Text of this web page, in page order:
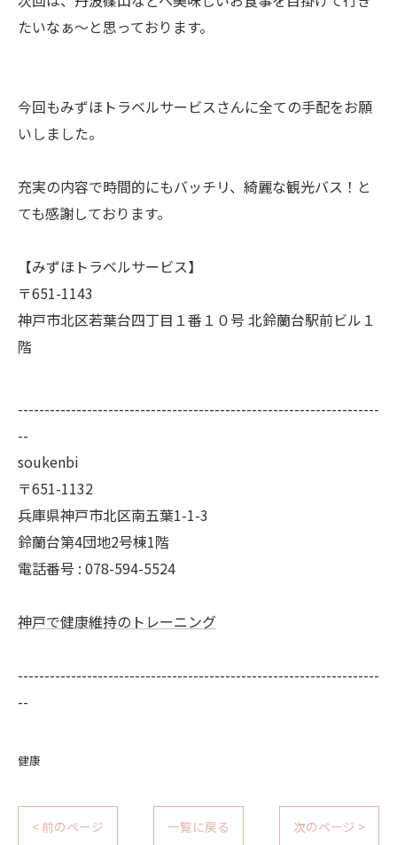
たいなぁ〜と思っております。
今回もみずほトラベルサービスさんに全ての手配をお願
いしました。
充実の内容で時間的にもバッチリ、綺麗な観光バス！と
ても感謝しております。
【みずほトラベルサービス】
〒651-1143
神戸市北区若葉台四丁目１番１０号 北鈴蘭台駅前ビル１
階
--------------------------------------------------------------------
--
soukenbi
〒651-1132
兵庫県神戸市北区南五葉1-1-3
鈴蘭台第4団地2号棟1階
電話番号 : 078-594-5524
神戸で健康維持のトレーニング
--------------------------------------------------------------------
--
健康
< 前のページ 一覧に戻る 次のページ >